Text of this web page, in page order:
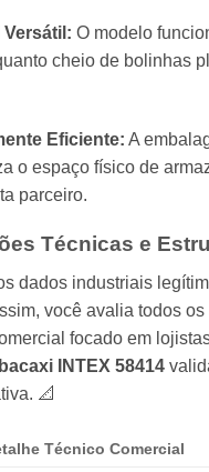
O modelo
cheio de bolinhas
Eficiente: A
o espaço físico de
parceiro.
Técnicas e
dados industriais
você avalia todos
focado em
INTEX 58414
📐
Técnico Comercial